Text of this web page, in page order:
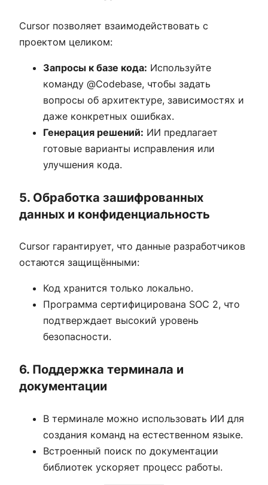
Cursor позволяет взаимодействовать с
проектом целиком:
Запросы к базе кода: Используйте
команду @Codebase, чтобы задать
вопросы об архитектуре, зависимостях и
даже конкретных ошибках.
Генерация решений: ИИ предлагает
готовые варианты исправления или
улучшения кода.
5. Обработка зашифрованных
данных и конфиденциальность
Cursor гарантирует, что данные разработчиков
остаются защищёнными:
Код хранится только локально.
Программа сертифицирована SOC 2, что
подтверждает высокий уровень
безопасности.
6. Поддержка терминала и
документации
В терминале можно использовать ИИ для
создания команд на естественном языке.
Встроенный поиск по документации
библиотек ускоряет процесс работы.